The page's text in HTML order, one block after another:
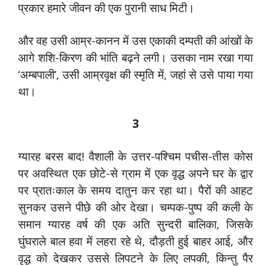
प्रकार हमारे जीवन की एक पुरानी साध मिटी।
और वह उसी आम्र-कानन में उस एकाकी दम्पती की आंखों के
आगे शशि-किरण की भांति बढ़ने लगी। उसका नाम रखा गया
‘अम्बपाली’, उसी आम्रवृक्ष की स्मृति में, जहां से उसे पाया गया
था।
3
ग्यारह बरस बाद! वैशाली के उत्तर-पश्चिम पचीस-तीस कोस
पर अवस्थित एक छोटे-से ग्राम में एक वृद्ध अपने घर के द्वार
पर प्रातःकाल के समय दातुन कर रहा था। पैरों की आहट
सुनकर उसने पीछे की ओर देखा। चम्पक-पुष्प की कली के
समान ग्यारह वर्ष की एक अति सुन्दरी बालिका, जिसके
घुंघराले बाल हवा में लहरा रहे थे, दौड़ती हुई बाहर आई, और
वृद्ध को देखकर उससे लिपटने के लिए लपकी, किन्तु पैर